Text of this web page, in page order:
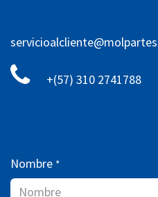
+(57) 310 2741788
Nombre *